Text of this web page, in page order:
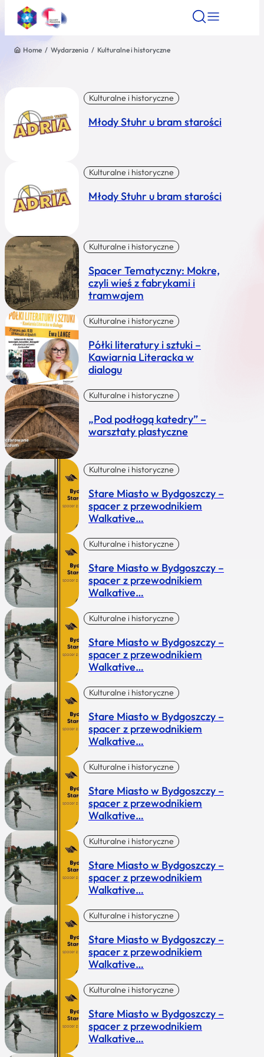
Miasto
Home / Wydarzenia / Kulturalne i historyczne
Kulturalne i historyczne
Młody Stuhr u bram starości
Kulturalne i historyczne
Młody Stuhr u bram starości
Kulturalne i historyczne
Spacer Tematyczny: Mokre,
czyli wieś z fabrykami i
tramwajem
Kulturalne i historyczne
Półki literatury i sztuki –
Kawiarnia Literacka w
dialogu
Kulturalne i historyczne
„Pod podłogą katedry” –
warsztaty plastyczne
Kulturalne i historyczne
Stare Miasto w Bydgoszczy –
spacer z przewodnikiem
Walkative…
Kulturalne i historyczne
Stare Miasto w Bydgoszczy –
spacer z przewodnikiem
Walkative…
Kulturalne i historyczne
Stare Miasto w Bydgoszczy –
spacer z przewodnikiem
Walkative…
Kulturalne i historyczne
Stare Miasto w Bydgoszczy –
spacer z przewodnikiem
Walkative…
Kulturalne i historyczne
Stare Miasto w Bydgoszczy –
spacer z przewodnikiem
Walkative…
Kulturalne i historyczne
Stare Miasto w Bydgoszczy –
spacer z przewodnikiem
Walkative…
Kulturalne i historyczne
Stare Miasto w Bydgoszczy –
spacer z przewodnikiem
Walkative…
Kulturalne i historyczne
Stare Miasto w Bydgoszczy –
spacer z przewodnikiem
Walkative…